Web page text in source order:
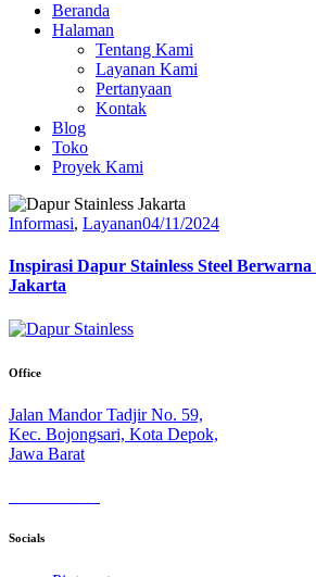
Beranda
Halaman
Tentang Kami
Layanan Kami
Pertanyaan
Kontak
Blog
Toko
Proyek Kami
Informasi, Layanan04/11/2024
Inspirasi Dapur Stainless Steel
Jakarta
Office
Jalan Mandor Tadjir No. 59,
Kec. Bojongsari, Kota Depok,
Jawa Barat
Socials